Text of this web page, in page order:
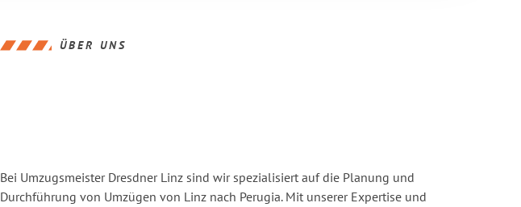
ÜBER UNS
Bei Umzugsmeister Dresdner Linz sind wir spezialisiert auf die Planung und
Durchführung von Umzügen von Linz nach Perugia. Mit unserer Expertise und